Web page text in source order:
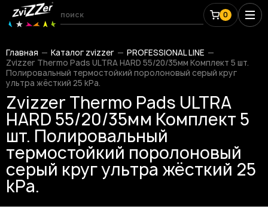
0
Главная Каталог zvizzer
PROFESSIONAL LINE
Zvizzer Thermo Pads ULTRA HARD 55/20/35мм Комплект 5 шт.
Полировальный термостойкий поролоновый серый круг
ультра жёсткий 25 kPa.
Zvizzer Thermo Pads ULTRA
HARD 55/20/35мм Комплект 5
шт. Полировальный
термостойкий поролоновый
серый круг ультра жёсткий 25
kPa.